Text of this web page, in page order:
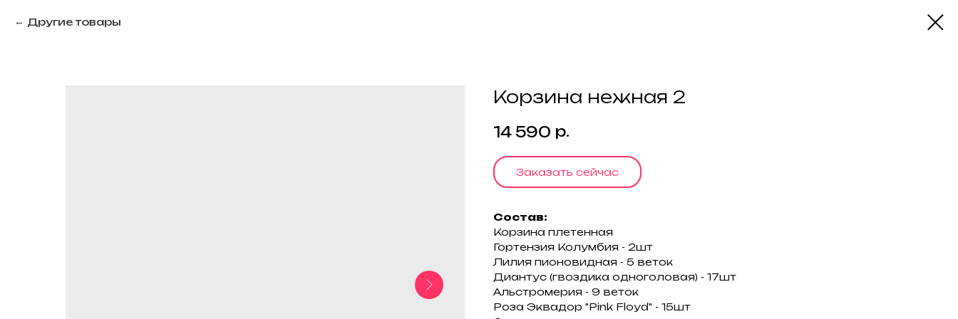
Другие товары
Корзина нежная 2
14 590 р.
Заказать сейчас
Состав:
Корзина плетенная
Гортензия Колумбия - 2шт
Лилия пионовидная - 5 веток
Диантус (гвоздика одноголовая) - 17шт
Альстромерия - 9 веток
Роза Эквадор "Pink Floyd" - 15шт